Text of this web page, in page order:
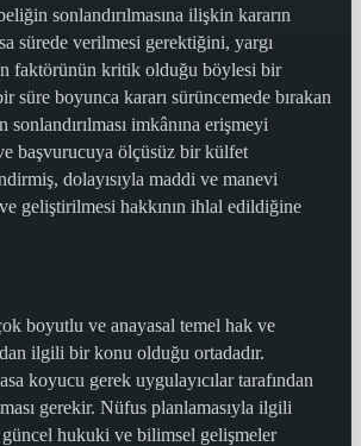
sonlandırılmasına ilişkin kararın
sürede verilmesi gerektiğini, yargı
faktörünün kritik olduğu böylesi bir
süre boyunca kararı sürüncemede bırakan
imkânına erişmeyi
ve başvurucuya ölçüsüz bir külfet
dolayısıyla maddi ve manevi
geliştirilmesi hakkının ihlal edildiğine
boyutlu ve anayasal temel hak ve
ilgili bir konu olduğu ortadadır.
koyucu gerek uygulayıcılar tarafından
gerekir. Nüfus planlamasıyla ilgili
hukuki ve bilimsel gelişmeler